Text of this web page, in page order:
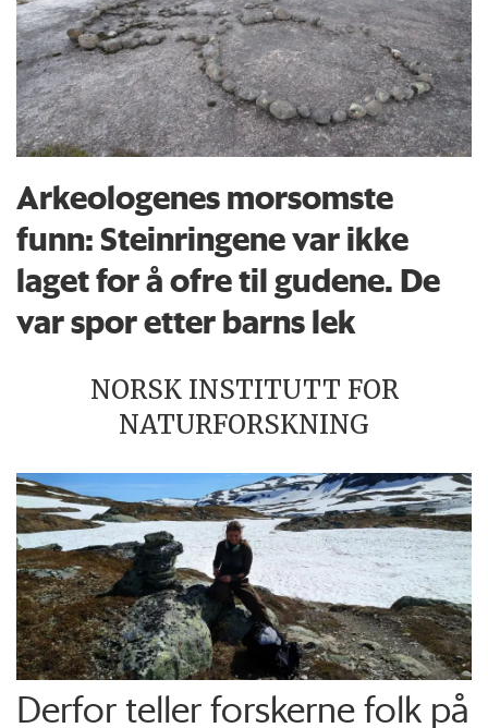
Arkeologenes morsomste
funn: Steinringene var ikke
laget for å ofre til gudene. De
var spor etter barns lek
NORSK INSTITUTT FOR
NATURFORSKNING
Derfor teller forskerne folk på